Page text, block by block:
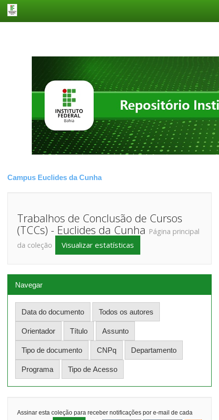
Campus Euclides da Cunha
Trabalhos de Conclusão de Cursos
(TCCs) - Euclides da Cunha Página principal
da coleção
Visualizar estatísticas
Navegar
Assinar esta coleção para receber notificações por e-mail de cada